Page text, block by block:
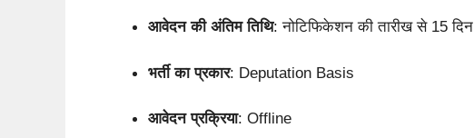
आवेदन की अंतिम तिथि: नोटिफिकेशन की तारीख से 15 दिन
भर्ती का प्रकार: Deputation Basis
आवेदन प्रक्रिया: Offline